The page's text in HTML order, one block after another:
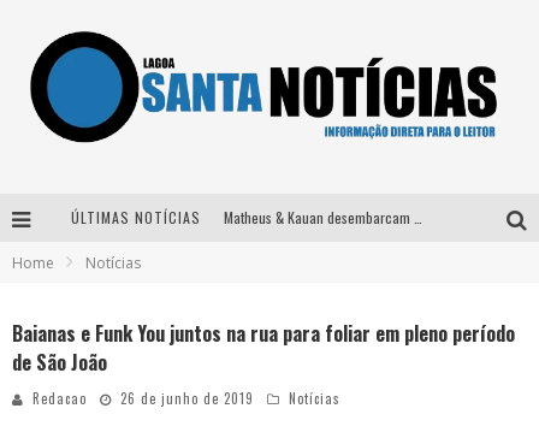
ÚLTIMAS NOTÍCIAS
Home Notícias
Baianas e Funk You juntos na rua para foliar em pleno período
de São João
Redacao 26 de junho de 2019 Notícias